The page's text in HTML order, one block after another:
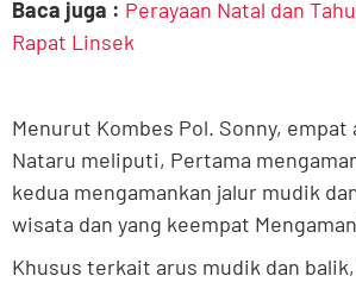
Baca juga : Perayaan Natal dan
Rapat Linsek
Menurut Kombes Pol. Sonny,
Nataru meliputi, Pertama
kedua mengamankan jalur mudik
wisata dan yang keempat
Khusus terkait arus mudik dan